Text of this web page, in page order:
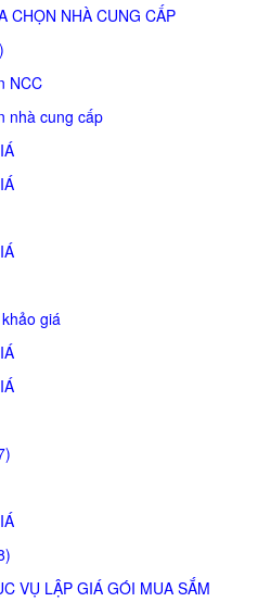
CHỌN NHÀ CUNG CẤP
NCC
nhà cung cấp
giá
VỤ LẬP GIÁ GÓI MUA SẮM